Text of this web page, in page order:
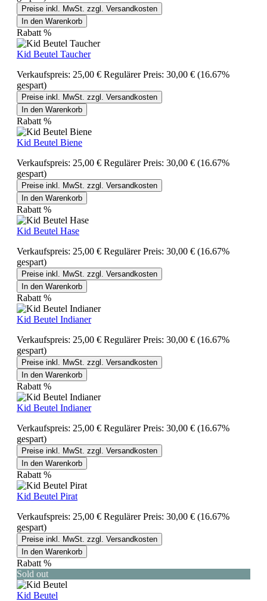
Preise inkl. MwSt. zzgl. Versandkosten
In den Warenkorb
Rabatt %
Kid Beutel Taucher
Verkaufspreis: 25,00 € Regulärer Preis: 30,00 € (16.67%
gespart)
Preise inkl. MwSt. zzgl. Versandkosten
In den Warenkorb
Rabatt %
Kid Beutel Biene
Verkaufspreis: 25,00 € Regulärer Preis: 30,00 € (16.67%
gespart)
Preise inkl. MwSt. zzgl. Versandkosten
In den Warenkorb
Rabatt %
Kid Beutel Hase
Verkaufspreis: 25,00 € Regulärer Preis: 30,00 € (16.67%
gespart)
Preise inkl. MwSt. zzgl. Versandkosten
In den Warenkorb
Rabatt %
Kid Beutel Indianer
Verkaufspreis: 25,00 € Regulärer Preis: 30,00 € (16.67%
gespart)
Preise inkl. MwSt. zzgl. Versandkosten
In den Warenkorb
Rabatt %
Kid Beutel Indianer
Verkaufspreis: 25,00 € Regulärer Preis: 30,00 € (16.67%
gespart)
Preise inkl. MwSt. zzgl. Versandkosten
In den Warenkorb
Rabatt %
Kid Beutel Pirat
Verkaufspreis: 25,00 € Regulärer Preis: 30,00 € (16.67%
gespart)
Preise inkl. MwSt. zzgl. Versandkosten
In den Warenkorb
Rabatt %
Sold out
Kid Beutel